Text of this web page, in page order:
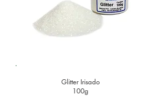
Glitter Irisado
100g